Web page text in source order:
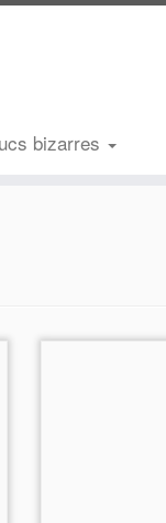
bizarres